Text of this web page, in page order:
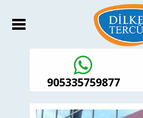
905335759877